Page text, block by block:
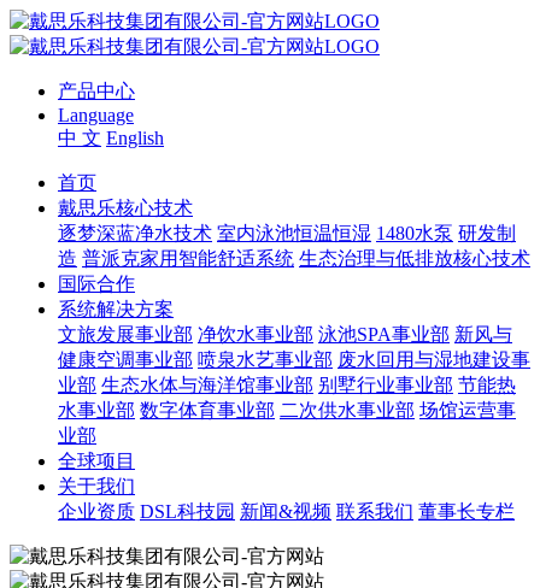
产品中心
Language
中 文 English
首页
戴思乐核心技术
逐梦深蓝净水技术 室内泳池恒温恒湿 1480水泵 研发制
造 普派克家用智能舒适系统 生态治理与低排放核心技术
国际合作
系统解决方案
文旅发展事业部 净饮水事业部 泳池SPA事业部 新风与
健康空调事业部 喷泉水艺事业部 废水回用与湿地建设事
业部 生态水体与海洋馆事业部 别墅行业事业部 节能热
水事业部 数字体育事业部 二次供水事业部 场馆运营事
业部
全球项目
关于我们
企业资质 DSL科技园 新闻&视频 联系我们 董事长专栏